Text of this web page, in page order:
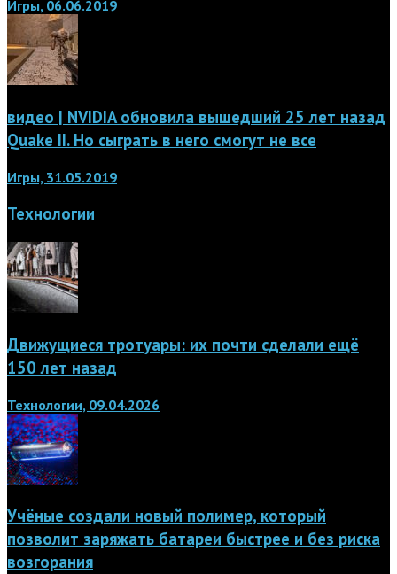
Игры, 06.06.2019
видео | NVIDIA обновила вышедший 25 лет назад
Quake II. Но сыграть в него смогут не все
Игры, 31.05.2019
Технологии
Движущиеся тротуары: их почти сделали ещё
150 лет назад
Технологии, 09.04.2026
Учёные создали новый полимер, который
позволит заряжать батареи быстрее и без риска
возгорания